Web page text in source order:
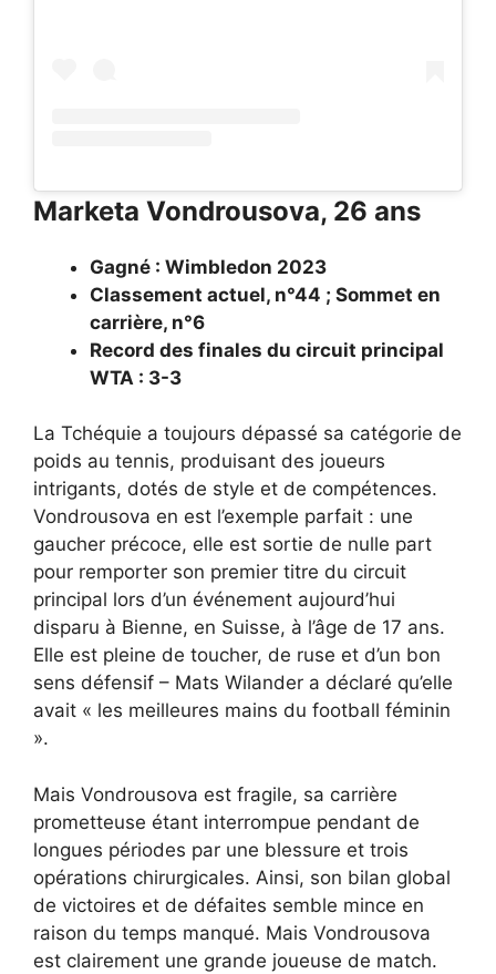
Marketa Vondrousova, 26 ans
Gagné : Wimbledon 2023
Classement actuel, n°44 ; Sommet en
carrière, n°6
Record des finales du circuit principal
WTA : 3-3
La Tchéquie a toujours dépassé sa catégorie de
poids au tennis, produisant des joueurs
intrigants, dotés de style et de compétences.
Vondrousova en est l’exemple parfait : une
gaucher précoce, elle est sortie de nulle part
pour remporter son premier titre du circuit
principal lors d’un événement aujourd’hui
disparu à Bienne, en Suisse, à l’âge de 17 ans.
Elle est pleine de toucher, de ruse et d’un bon
sens défensif – Mats Wilander a déclaré qu’elle
avait « les meilleures mains du football féminin
».
Mais Vondrousova est fragile, sa carrière
prometteuse étant interrompue pendant de
longues périodes par une blessure et trois
opérations chirurgicales. Ainsi, son bilan global
de victoires et de défaites semble mince en
raison du temps manqué. Mais Vondrousova
est clairement une grande joueuse de match.